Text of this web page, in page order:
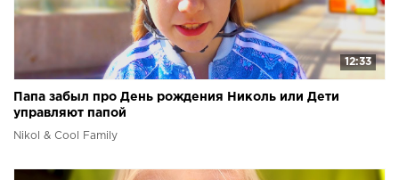
12:33
Папа забыл про День рождения Николь или Дети
управляют папой
Nikol & Cool Family